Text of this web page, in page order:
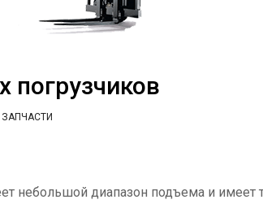
ЗАПЧАСТИ
небольшой диапазон подъема и имеет